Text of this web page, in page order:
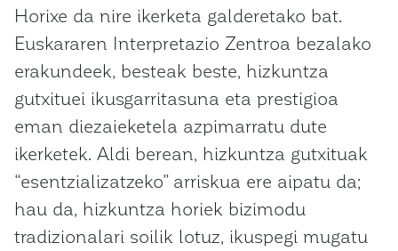
Horixe da nire ikerketa galderetako bat.
Euskararen Interpretazio Zentroa bezalako
erakundeek, besteak beste, hizkuntza
gutxituei ikusgarritasuna eta prestigioa
eman diezaieketela azpimarratu dute
ikerketek. Aldi berean, hizkuntza gutxituak
“esentzializatzeko” arriskua ere aipatu da;
hau da, hizkuntza horiek bizimodu
tradizionalari soilik lotuz, ikuspegi mugatu